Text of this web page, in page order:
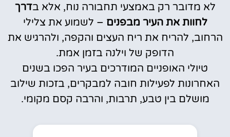
לא מדובר רק באמצעי תחבורה נוח, אלא בדרך
לחוות את העיר מבפנים – לשמוע את צלילי
הרחוב, להריח את ריח העצים והקפה, ולהרגיש את
הדופק של וילנה בזמן אמת.
טיולי האופניים המודרכים בעיר הפכו בשנים
האחרונות לפעילות חובה למבקרים, בזכות שילוב
מושלם בין טבע, תרבות, והרבה קסם מקומי.